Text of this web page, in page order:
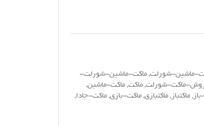
ماشین-شورلت,ماکت-ماشین-شورلت-
ماکت-شورلت,ماکت,ماکت-ماشین,
,ماکتباز,ماکتبازی,ماکت-بازی,ماکت-جادا,